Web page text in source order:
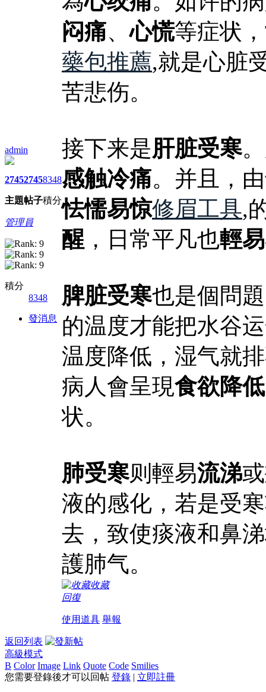
admin
2745
主題
2745
帖子
8348
積分
管理員
積分
8348
發消息
闷痛、心慌等症状，
藥包推薦,就是心脏
苦悲伤。
接下来是肝脏受寒
感触冷痛。并且，
怯懦易惊修眉工具,
醒 ，日常平凡也輕
脾脏受寒也是個問
的温度才能把水谷
温度降低，湿气就
病人會呈現食欲降低
状。
肺受寒则輕易流涕或
液的感化，若是受
去，致使痰液和鼻
護肺气。
收藏
回復
使用道具 舉報
返回列表
高級模式
B Color Image Link Quote Code Smilies
您需要登錄後才可以回帖 登錄 | 立即註冊